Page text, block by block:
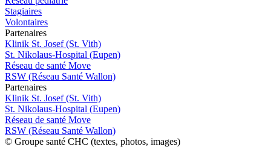
Stagiaires
Volontaires
Partenaires
Klinik St. Josef (St. Vith)
St. Nikolaus-Hospital (Eupen)
Réseau de santé Move
RSW (Réseau Santé Wallon)
Partenaires
Klinik St. Josef (St. Vith)
St. Nikolaus-Hospital (Eupen)
Réseau de santé Move
RSW (Réseau Santé Wallon)
© Groupe santé CHC (textes, photos, images)